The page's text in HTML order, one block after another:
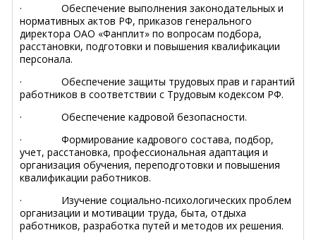
· Обеспечение выполнения законодательных и
нормативных актов РФ, приказов генерального
директора ОАО «Фанплит» по вопросам подбора,
расстановки, подготовки и повышения квалификации
персонала.
· Обеспечение защиты трудовых прав и гарантий
работников в соответствии с Трудовым кодексом РФ.
· Обеспечение кадровой безопасности.
· Формирование кадрового состава, подбор,
учет, расстановка, профессиональная адаптация и
организация обучения, переподготовки и повышения
квалификации работников.
· Изучение социально-психологических проблем
организации и мотивации труда, быта, отдыха
работников, разработка путей и методов их решения.